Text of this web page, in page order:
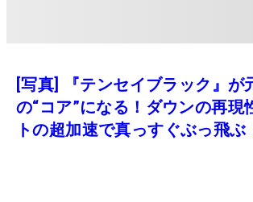
[写真] 『テンセイブラック』が
の“コア”になる！ダウンの再現
トの超加速で真っすぐぶっ飛ぶ